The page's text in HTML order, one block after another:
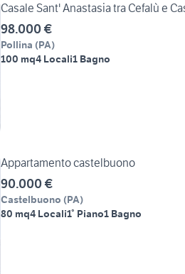
Casale Sant' Anastasia tra Cefalù e
98.000 €
Pollina (PA)
100 mq4 Locali1 Bagno
Appartamento castelbuono
90.000 €
Castelbuono (PA)
80 mq4 Locali1° Piano1 Bagno